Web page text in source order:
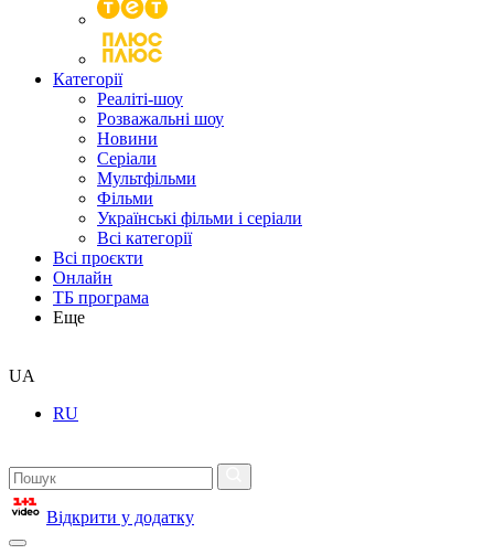
Категорії
Реаліті-шоу
Розважальні шоу
Новини
Серіали
Мультфільми
Фільми
Українські фільми і серіали
Всі категорії
Всі проєкти
Онлайн
ТБ програма
Еще
UA
RU
Відкрити у додатку